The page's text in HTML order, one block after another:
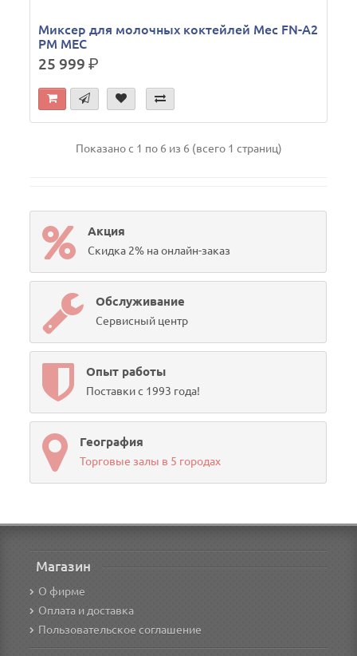
Миксер для молочных коктейлей Mec FN-A2
PM MEC
25 999р.
Показано с 1 по 6 из 6 (всего 1 страниц)
Акция
Скидка 2% на онлайн-заказ
Обслуживание
Сервисный центр
Опыт работы
Поставки с 1993 года!
География
Торговые залы в 5 городах
Магазин
О фирме
Оплата и доставка
Пользовательское соглашение